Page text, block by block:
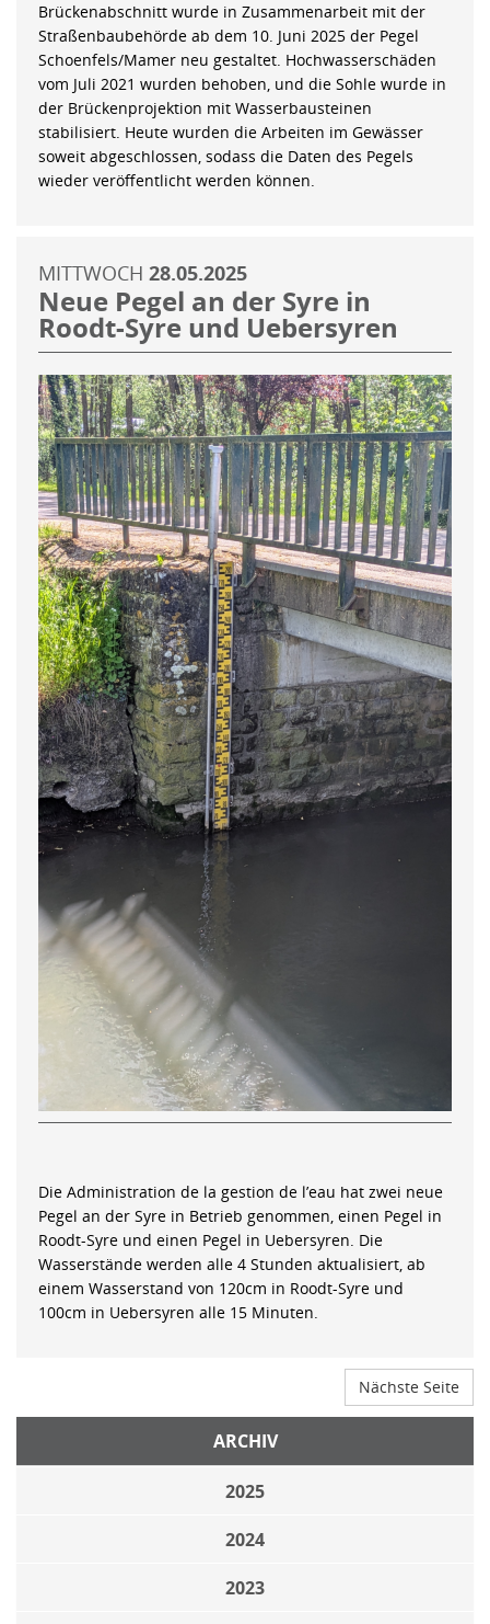
Brückenabschnitt wurde in Zusammenarbeit mit der
Straßenbaubehörde ab dem 10. Juni 2025 der Pegel
Schoenfels/Mamer neu gestaltet. Hochwasserschäden
vom Juli 2021 wurden behoben, und die Sohle wurde in
der Brückenprojektion mit Wasserbausteinen
stabilisiert. Heute wurden die Arbeiten im Gewässer
soweit abgeschlossen, sodass die Daten des Pegels
wieder veröffentlicht werden können.
MITTWOCH 28.05.2025
Neue Pegel an der Syre in
Roodt-Syre und Uebersyren
Die Administration de la gestion de l’eau hat zwei neue
Pegel an der Syre in Betrieb genommen, einen Pegel in
Roodt-Syre und einen Pegel in Uebersyren. Die
Wasserstände werden alle 4 Stunden aktualisiert, ab
einem Wasserstand von 120cm in Roodt-Syre und
100cm in Uebersyren alle 15 Minuten.
Nächste Seite
ARCHIV
2025
2024
2023